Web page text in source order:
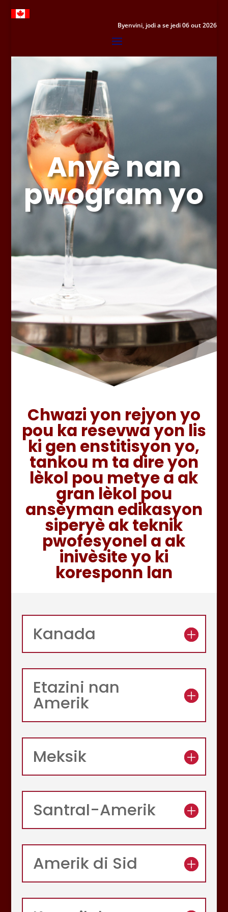
Byenvini, jodi a se jedi 06 out 2026
Anyè nan
pwogram yo
Chwazi yon rejyon yo
pou ka resevwa yon lis
ki gen enstitisyon yo,
tankou m ta dire yon
lèkol pou metye a ak
gran lèkol pou
ansèyman edikasyon
siperyè ak teknik
pwofesyonel a ak
inivèsite yo ki
koresponn lan
Kanada
Etazini nan
Amerik
Meksik
Santral-Amerik
Amerik di Sid